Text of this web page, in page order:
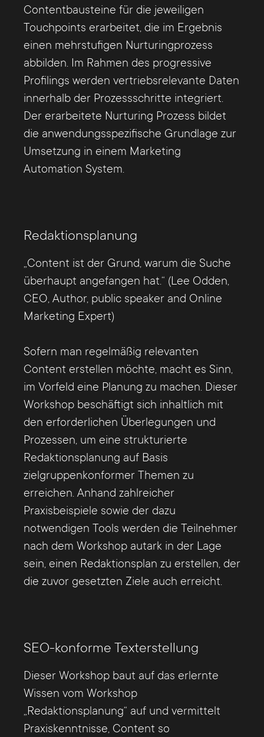
Contentbausteine für die jeweiligen
Touchpoints erarbeitet, die im Ergebnis
einen mehrstufigen Nurturingprozess
abbilden. Im Rahmen des progressive
Profilings werden vertriebsrelevante Daten
innerhalb der Prozessschritte integriert.
Der erarbeitete Nurturing Prozess bildet
die anwendungsspezifische Grundlage zur
Umsetzung in einem Marketing
Automation System.
Redaktionsplanung
„Content ist der Grund, warum die Suche
überhaupt angefangen hat.“ (Lee Odden,
CEO, Author, public speaker and Online
Marketing Expert)
Sofern man regelmäßig relevanten
Content erstellen möchte, macht es Sinn,
im Vorfeld eine Planung zu machen. Dieser
Workshop beschäftigt sich inhaltlich mit
den erforderlichen Überlegungen und
Prozessen, um eine strukturierte
Redaktionsplanung auf Basis
zielgruppenkonformer Themen zu
erreichen. Anhand zahlreicher
Praxisbeispiele sowie der dazu
notwendigen Tools werden die Teilnehmer
nach dem Workshop autark in der Lage
sein, einen Redaktionsplan zu erstellen, der
die zuvor gesetzten Ziele auch erreicht.
SEO-konforme Texterstellung
Dieser Workshop baut auf das erlernte
Wissen vom Workshop
„Redaktionsplanung“ auf und vermittelt
Praxiskenntnisse, Content so